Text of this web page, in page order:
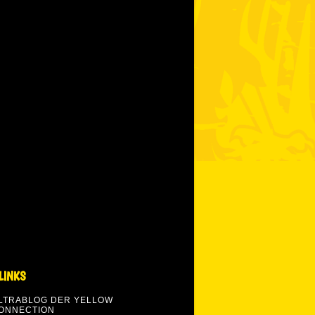
DER YELLOW